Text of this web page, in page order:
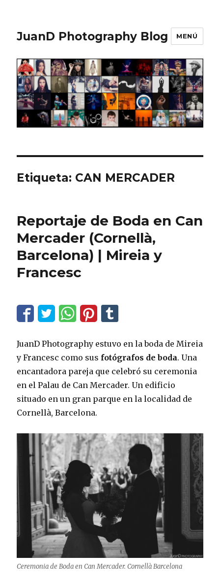
JuanD Photography Blog MENÚ
Etiqueta: CAN MERCADER
Reportaje de Boda en Can
Mercader (Cornellà,
Barcelona) | Mireia y
Francesc
JuanD Photography estuvo en la boda de Mireia
y Francesc como sus fotógrafos de boda. Una
encantadora pareja que celebró su ceremonia
en el Palau de Can Mercader. Un edificio
situado en un gran parque en la localidad de
Cornellà, Barcelona.
Ceremonia de Boda en Can Mercader. Cornellà Barcelona